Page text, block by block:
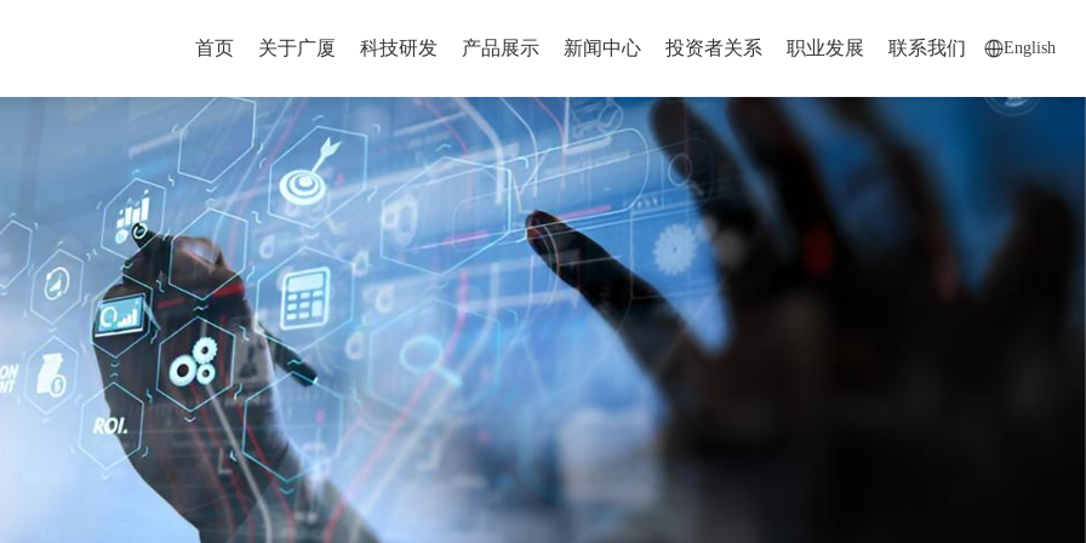
首页 关于广厦 科技研发 产品展示 新闻中心 投资者关系 职业发展 联系我们 English